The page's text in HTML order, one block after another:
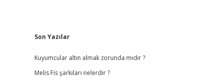
Sidebar
Son Yazılar
Kuyumcular altın almak zorunda mıdır ?
Melis Fis şarkıları nelerdir ?